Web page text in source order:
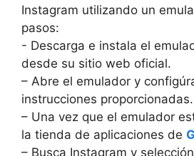
Instagram utilizando un
pasos:
⁢- Descarga e instala el
desde su sitio web oficial.
– Abre el emulador y
instrucciones proporcionadas.
– Una vez que el ​emulador
la tienda de‍ aplicaciones de
– Busca Instagram⁣ y